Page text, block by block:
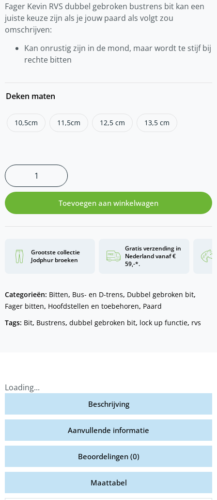
Fager Kevin RVS dubbel gebroken bustrens bit kan een
juiste keuze zijn als je jouw paard als volgt zou
omschrijven:
Kan onrustig zijn in de mond, maar wordt te stijf bij
rechte bitten
Deken maten
10,5cm 11,5cm 12,5 cm 13,5 cm
Toevoegen aan winkelwagen
Grootste collectie
Jodphur broeken
Gratis verzending in
Nederland vanaf €
59,-*.
Categorieën: Bitten, Bus- en D-trens, Dubbel gebroken bit,
Fager bitten, Hoofdstellen en toebehoren, Paard
Tags: Bit, Bustrens, dubbel gebroken bit, lock up functie, rvs
Loading...
Beschrijving
Aanvullende informatie
Beoordelingen (0)
Maattabel